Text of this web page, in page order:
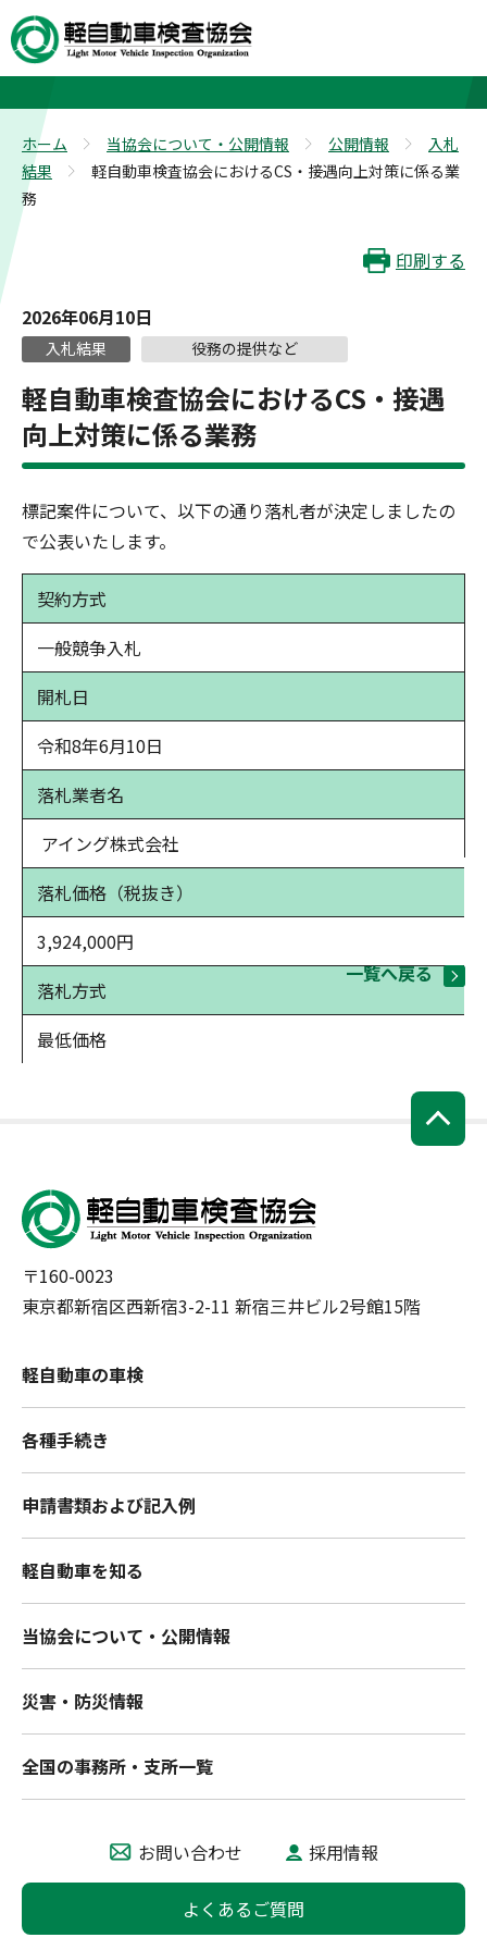
入札結果
ホーム 当協会について・公開情報 公開情報
入札
結果
軽自動車検査協会におけるCS・接遇向上対策に係る業
務
印刷する
2026年06月10日
入札結果 役務の提供など
軽自動車検査協会におけるCS・接遇
向上対策に係る業務
標記案件について、以下の通り落札者が決定しましたの
で公表いたします。
契約方式
一般競争入札
開札日
令和8年6月10日
落札業者名
アイング株式会社
落札価格（税抜き）
3,924,000円
落札方式
最低価格
一覧へ戻る
〒160-0023
東京都新宿区西新宿3-2-11 新宿三井ビル2号館15階
軽自動車の車検
各種手続き
申請書類および記入例
軽自動車を知る
当協会について・公開情報
災害・防災情報
全国の事務所・支所一覧
お問い合わせ 採用情報
よくあるご質問